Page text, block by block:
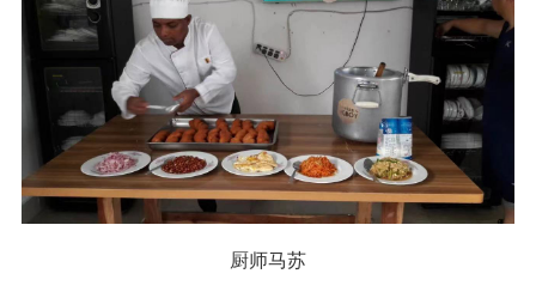
厨师马苏